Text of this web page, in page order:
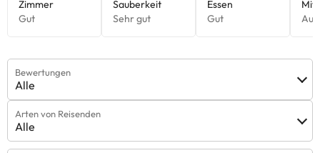
Bewertungen
Alle
Arten von Reisenden
Alle